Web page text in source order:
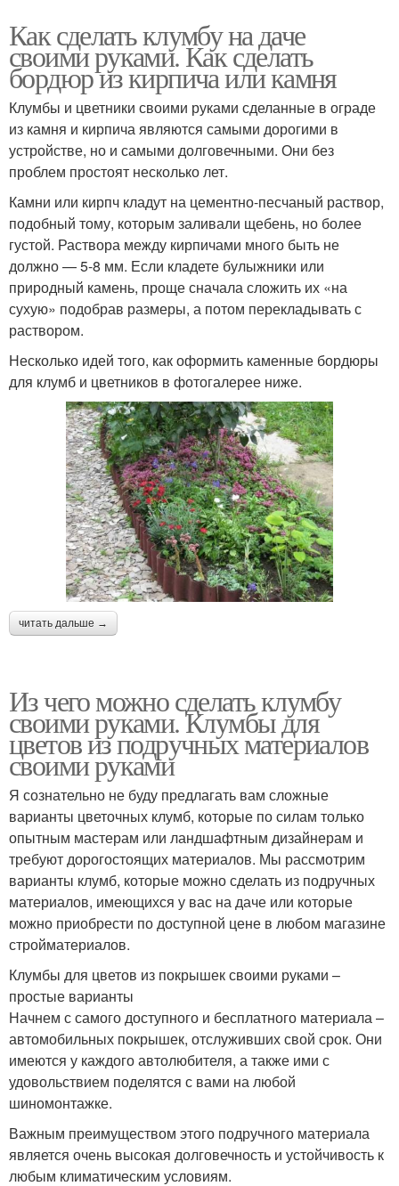
Как сделать клумбу на даче
своими руками. Как сделать
бордюр из кирпича или камня
Клумбы и цветники своими руками сделанные в ограде
из камня и кирпича являются самыми дорогими в
устройстве, но и самыми долговечными. Они без
проблем простоят несколько лет.
Камни или кирпч кладут на цементно-песчаный раствор,
подобный тому, которым заливали щебень, но более
густой. Раствора между кирпичами много быть не
должно — 5-8 мм. Если кладете булыжники или
природный камень, проще сначала сложить их «на
сухую» подобрав размеры, а потом перекладывать с
раствором.
Несколько идей того, как оформить каменные бордюры
для клумб и цветников в фотогалерее ниже.
читать дальше →
Из чего можно сделать клумбу
своими руками. Клумбы для
цветов из подручных материалов
своими руками
Я сознательно не буду предлагать вам сложные
варианты цветочных клумб, которые по силам только
опытным мастерам или ландшафтным дизайнерам и
требуют дорогостоящих материалов. Мы рассмотрим
варианты клумб, которые можно сделать из подручных
материалов, имеющихся у вас на даче или которые
можно приобрести по доступной цене в любом магазине
стройматериалов.
Клумбы для цветов из покрышек своими руками –
простые варианты
Начнем с самого доступного и бесплатного материала –
автомобильных покрышек, отслуживших свой срок. Они
имеются у каждого автолюбителя, а также ими с
удовольствием поделятся с вами на любой
шиномонтажке.
Важным преимуществом этого подручного материала
является очень высокая долговечность и устойчивость к
любым климатическим условиям.